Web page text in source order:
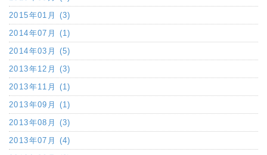
2015年01月 (3)
2014年07月 (1)
2014年03月 (5)
2013年12月 (3)
2013年11月 (1)
2013年09月 (1)
2013年08月 (3)
2013年07月 (4)